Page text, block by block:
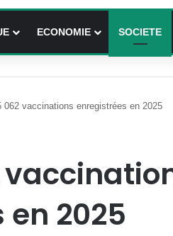
ECONOMIE SOCIETE
062 vaccinations enregistrées en 2025
2025